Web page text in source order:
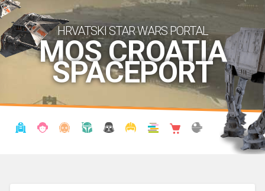
HRVATSKI STAR WARS PORTAL
MOS CROATIA
SPACEPORT